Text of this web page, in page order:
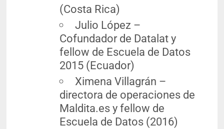
(Costa Rica)
Julio López –
Cofundador de Datalat y
fellow de Escuela de Datos
2015 (Ecuador)
Ximena Villagrán –
directora de operaciones de
Maldita.es y fellow de
Escuela de Datos (2016)